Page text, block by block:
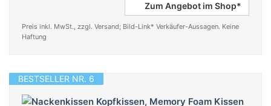
Zum Angebot im Shop*
Preis inkl. MwSt., zzgl. Versand; Bild-Link* Verkäufer-Aussagen. Keine
Haftung
BESTSELLER NR. 6